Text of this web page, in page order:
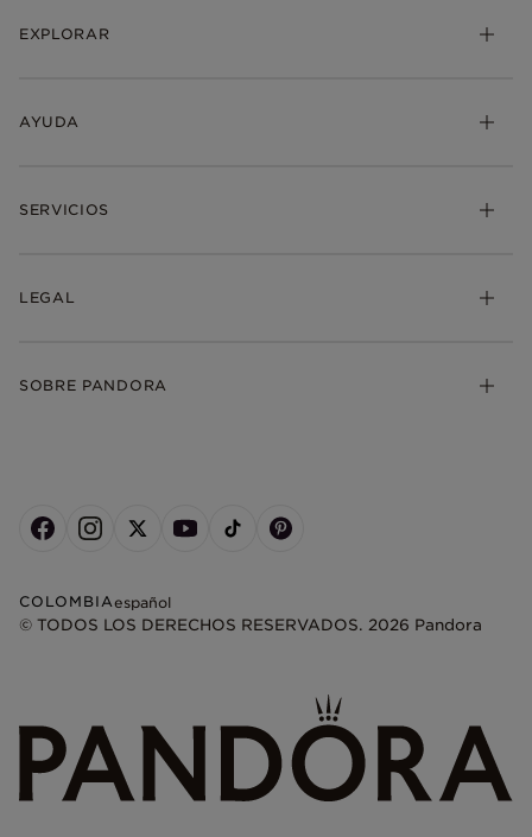
EXPLORAR
AYUDA
SERVICIOS
LEGAL
SOBRE PANDORA
COLOMBIAespañol
© TODOS LOS DERECHOS RESERVADOS. 2026 Pandora